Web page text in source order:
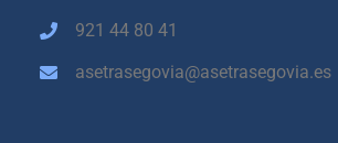
921 44 80 41
asetrasegovia@asetrasegovia.es